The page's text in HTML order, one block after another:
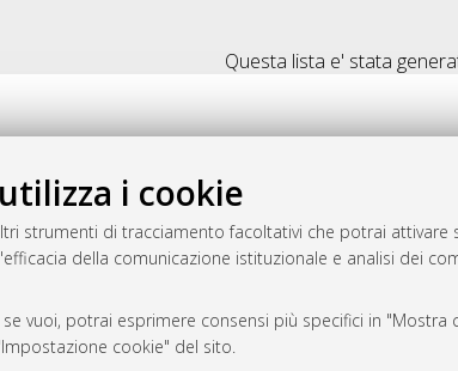
i cookie
strumenti di tracciamento facoltativi che potrai attivare
della comunicazione istituzionale e analisi dei
vuoi, potrai esprimere consensi più specifici in "Mostra
cookie" del sito.
Questa lista e' stata